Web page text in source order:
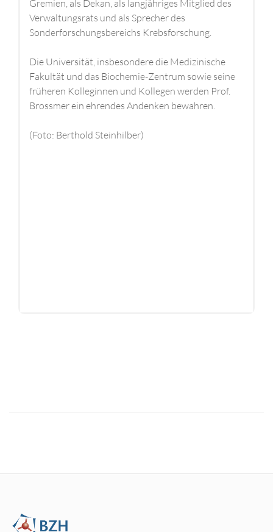
Gremien, als Dekan, als langjähriges Mitglied des
Verwaltungsrats und als Sprecher des
Sonderforschungsbereichs Krebsforschung.
Die Universität, insbesondere die Medizinische
Fakultät und das Biochemie-Zentrum sowie seine
früheren Kolleginnen und Kollegen werden Prof.
Brossmer ein ehrendes Andenken bewahren.
(Foto: Berthold Steinhilber)